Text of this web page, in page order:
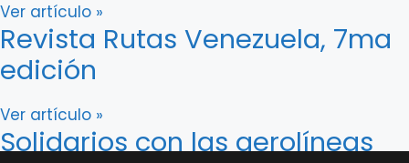
Ver artículo »
Revista Rutas Venezuela, 7ma
edición
Ver artículo »
Solidarios con las aerolíneas